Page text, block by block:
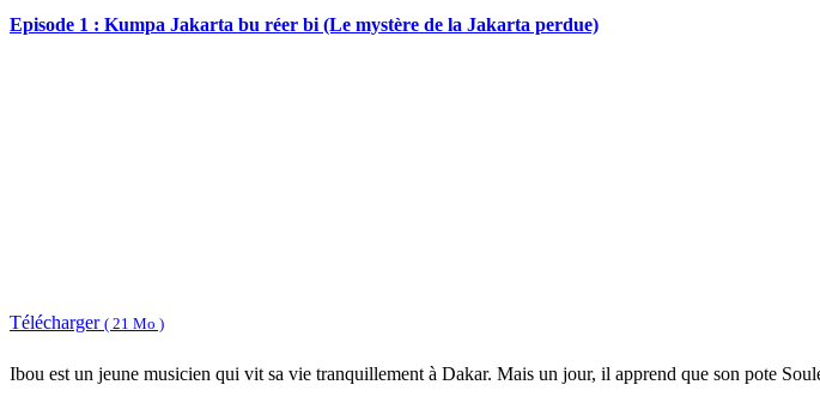
Episode 1 : Kumpa Jakarta bu réer bi (Le mystère de la Jakarta perdue)
Télécharger ( 21 Mo )
Ibou est un jeune musicien qui vit sa vie tranquillement à Dakar. Mais un jour, il apprend que son pote